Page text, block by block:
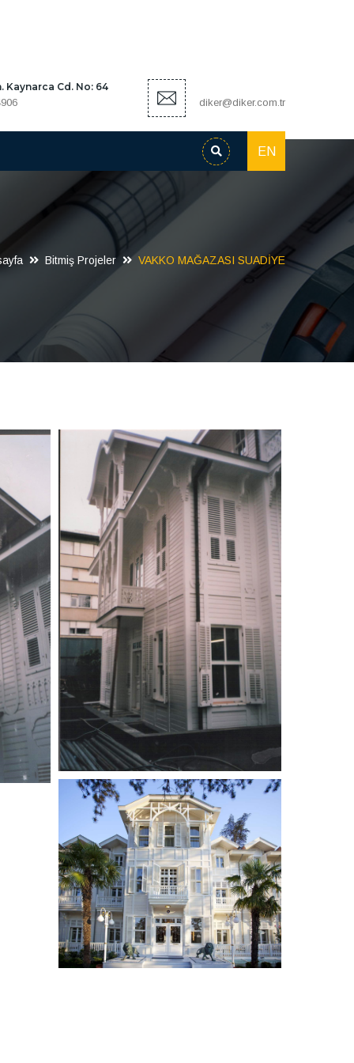
Kaynarca Cd. No: 64
diker@diker.com.tr
EN
Bitmiş Projeler VAKKO MAĞAZASI SUADİYE